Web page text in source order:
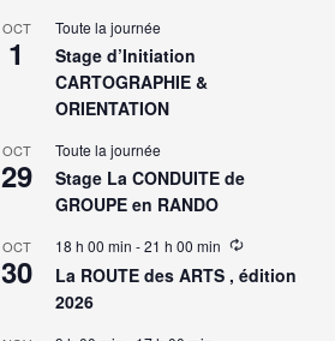
OCT
1
Toute la journée
Stage d’Initiation
CARTOGRAPHIE &
ORIENTATION
OCT
29
Toute la journée
Stage La CONDUITE de
GROUPE en RANDO
OCT
30
18 h 00 min -21 h 00 min
La ROUTE des ARTS , édition
2026